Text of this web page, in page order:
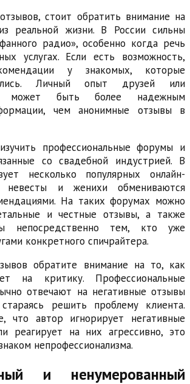
стоит обратить внимание на
реальной жизни. В России сильны
радио», особенно когда речь
услугах. Если есть возможность,
у знакомых, которые
Личный опыт друзей или
может быть более надежным
чем анонимные отзывы в
профессиональные форумы и
со свадебной индустрией. В
несколько популярных онлайн-
невесты и женихи обмениваются
На таких форумах можно
и честные отзывы, а также
непосредственно тем, кто уже
конкретного спичрайтера.
обратите внимание на то, как
на критику. Профессиональные
отвечают на негативные отзывы
стараясь решить проблему клиента.
что автор игнорирует негативные
реагирует на них агрессивно, это
непрофессионализма.
и ненумерованный